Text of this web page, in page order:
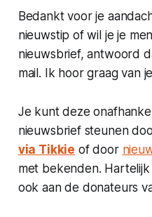
Bedankt voor je
nieuwstip of wil je je
nieuwsbrief, antwoord
mail. Ik hoor graag van
Je kunt deze
nieuwsbrief steunen
via Tikkie of door
met bekenden.
ook aan de donateurs